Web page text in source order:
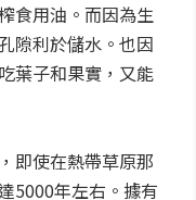
食用油。而因為生
隙利於儲水。也因
葉子和果實，又能
即使在熱帶草原那
5000年左右。據有